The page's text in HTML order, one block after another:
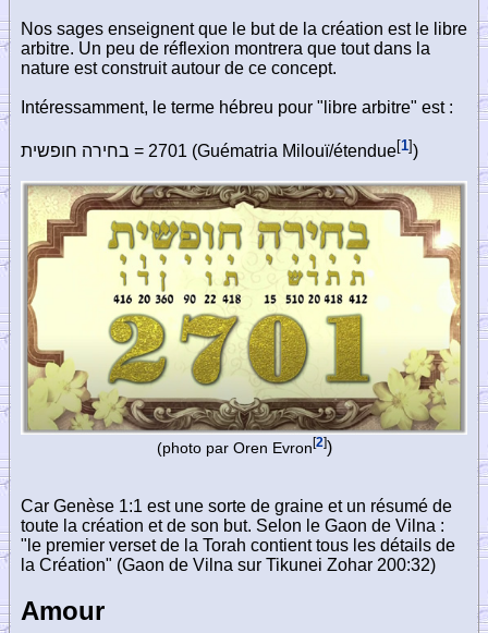
Nos sages enseignent que le but de la création est le libre
arbitre. Un peu de réflexion montrera que tout dans la
nature est construit autour de ce concept.
Intéressamment, le terme hébreu pour "libre arbitre" est :
בחירה חופשית = 2701 (Guématria Milouï/étendue[1])
(photo par Oren Evron[2])
Car Genèse 1:1 est une sorte de graine et un résumé de
toute la création et de son but. Selon le Gaon de Vilna :
"le premier verset de la Torah contient tous les détails de
la Création" (Gaon de Vilna sur Tikunei Zohar 200:32)
Amour